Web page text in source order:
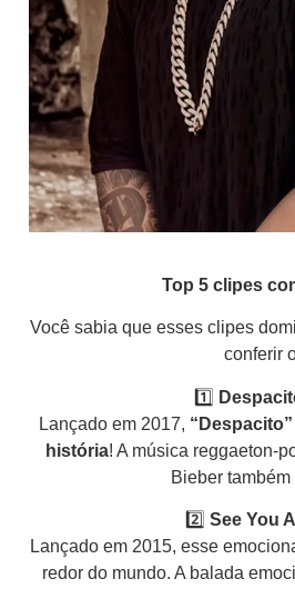
Top 5 clipes
Você sabia que esses clipes
conferir
1️⃣
Lançado em 2017, “Despacito”
história! A música reggaeton-
Bieber
2️⃣ See You
Lançado em 2015, esse
redor do mundo. A balada